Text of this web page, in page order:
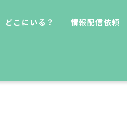
どこにいる？ 情報配信依頼